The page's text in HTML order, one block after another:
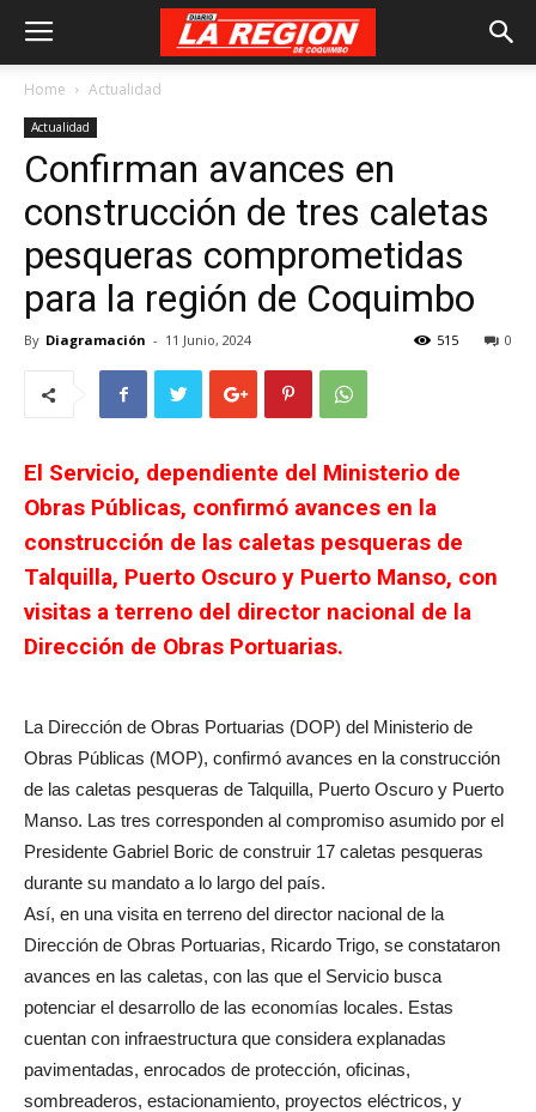
Home Actualidad
Actualidad
Confirman avances en
construcción de tres caletas
pesqueras comprometidas
para la región de Coquimbo
By Diagramación - 11 Junio, 2024 0
515
El Servicio, dependiente del Ministerio de
Obras Públicas, confirmó avances en la
construcción de las caletas pesqueras de
Talquilla, Puerto Oscuro y Puerto Manso, con
visitas a terreno del director nacional de la
Dirección de Obras Portuarias.
La Dirección de Obras Portuarias (DOP) del Ministerio de
Obras Públicas (MOP), confirmó avances en la construcción
de las caletas pesqueras de Talquilla, Puerto Oscuro y Puerto
Manso. Las tres corresponden al compromiso asumido por el
Presidente Gabriel Boric de construir 17 caletas pesqueras
durante su mandato a lo largo del país.
Así, en una visita en terreno del director nacional de la
Dirección de Obras Portuarias, Ricardo Trigo, se constataron
avances en las caletas, con las que el Servicio busca
potenciar el desarrollo de las economías locales. Estas
cuentan con infraestructura que considera explanadas
pavimentadas, enrocados de protección, oficinas,
sombreaderos, estacionamiento, proyectos eléctricos, y